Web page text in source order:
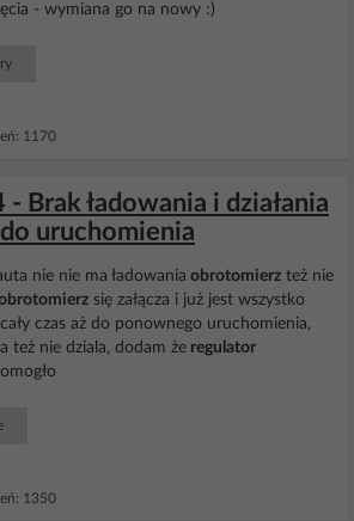
- wymiana go na nowy :)
1170
Brak ładowania i działania
uruchomienia
nie nie ma ładowania obrotomierz też nie
się załącza i już jest wszystko
czas aż do ponownego uruchomienia,
też nie dziala, dodam że regulator
1350